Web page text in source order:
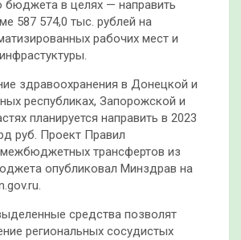
бюджета в целях — направить
587 574,0 тыс. рублей на
рабочих мест и
здравоохранения в Донецкой и
республиках, Запорожской и
планируется направить в 2023
руб. Проект Правил
трансфертов из
опубликовал Минздрав на
средства позволят
региональных сосудистых